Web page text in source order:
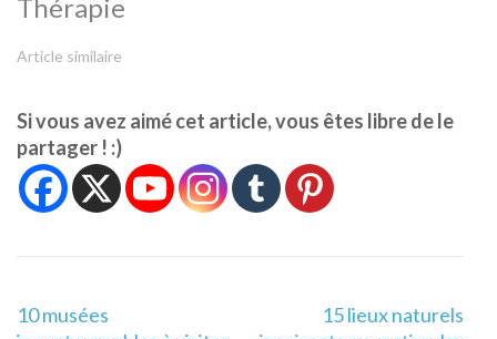
Thérapie
Article similaire
Si vous avez aimé cet article, vous êtes libre de le
partager ! :)
Navigation
10 musées
15 lieux naturels